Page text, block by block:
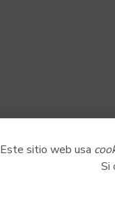
Este sitio web usa
Si